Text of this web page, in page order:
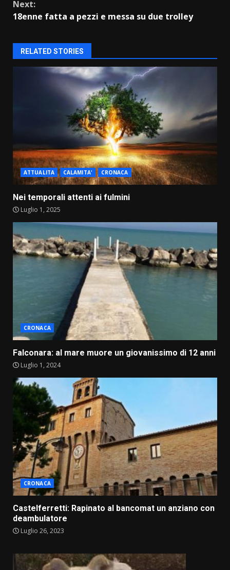
Next:
18enne fatta a pezzi e messa su due trolley
RELATED STORIES
ATTUALITA CALAMITA' CRONACA
Nei temporali attenti ai fulmini
Luglio 1, 2025
CRONACA
Falconara: al mare muore un giovanissimo di 12 anni
Luglio 1, 2024
CRONACA
Castelferretti: Rapinato al bancomat un anziano con
deambulatore
Luglio 26, 2023